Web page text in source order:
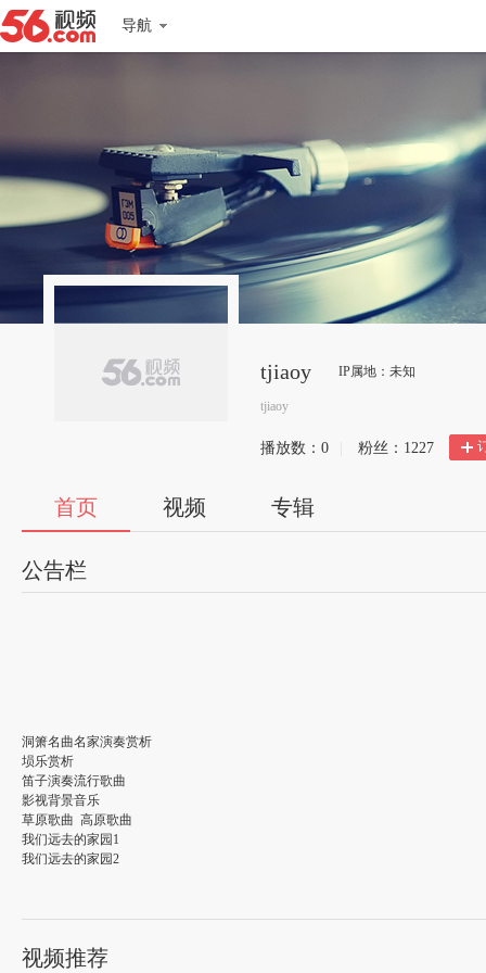
导航
tjiaoy IP属地：未知
tjiaoy
播放数： 0 粉丝： 1227
首页 视频 专辑
公告栏
洞箫名曲名家演奏赏析
埙乐赏析
笛子演奏流行歌曲
影视背景音乐
草原歌曲 高原歌曲
我们远去的家园1
我们远去的家园2
心灵减压音乐（第一辑 秋水如梦）
心灵减压音乐（第三辑 月落乌啼）
视频推荐